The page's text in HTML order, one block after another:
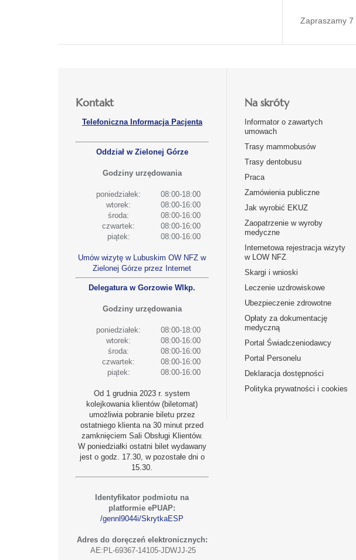
Zapraszamy 7
Kontakt
Telefoniczna Informacja Pacjenta
Oddział w Zielonej Górze
Godziny urzędowania
poniedziałek:
08:00-18:00
wtorek:
08:00-16:00
środa:
08:00-16:00
czwartek:
08:00-16:00
piątek:
08:00-16:00
Umów wizytę w Lubuskim OW NFZ w
Zielonej Górze przez Internet
Delegatura w Gorzowie Wlkp.
Godziny urzędowania
poniedziałek:
08:00-18:00
wtorek:
08:00-16:00
środa:
08:00-16:00
czwartek:
08:00-16:00
piątek:
08:00-16:00
Od 1 grudnia 2023 r. system
kolejkowania klientów (biletomat)
umożliwia pobranie biletu przez
ostatniego klienta na 30 minut przed
zamknięciem Sali Obsługi Klientów.
W poniedziałki ostatni bilet wydawany
jest o godz. 17.30, w pozostałe dni o
15.30.
Identyfikator podmiotu na
platformie ePUAP:
/gennl9044i/SkrytkaESP
Adres do doręczeń elektronicznych:
AE:PL-69367-14105-JDWJJ-25
Na skróty
Informator o zawartych
umowach
Trasy mammobusów
Trasy dentobusu
Praca
Zamówienia publiczne
Jak wyrobić EKUZ
Zaopatrzenie w wyroby
medyczne
Internetowa rejestracja wizyty
w LOW NFZ
Skargi i wnioski
Leczenie uzdrowiskowe
Ubezpieczenie zdrowotne
Opłaty za dokumentację
medyczną
Portal Świadczeniodawcy
Portal Personelu
Deklaracja dostępności
Polityka prywatności i cookies